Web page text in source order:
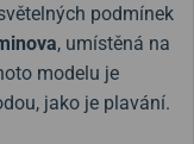
podmínek
, umístěná na
modelu je
jako je plavání.